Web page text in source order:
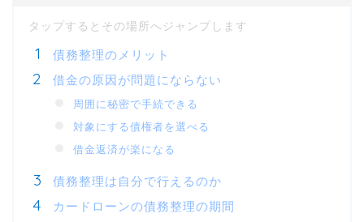
債務整理のメリット
借金の原因が問題にならない
周囲に秘密で手続できる
対象にする債権者を選べる
借金返済が楽になる
債務整理は自分で行えるのか
カードローンの債務整理の期間